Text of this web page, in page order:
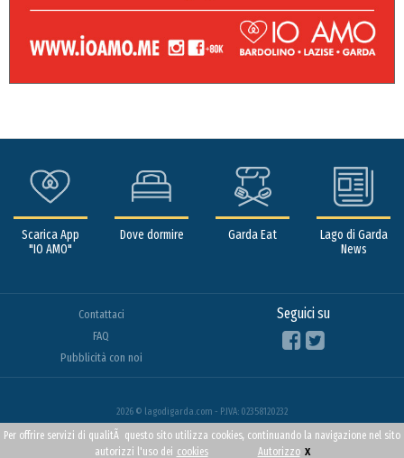
Scarica App
"IO AMO"
Dove dormire Garda Eat
Lago di Garda
News
Contattaci
FAQ
Pubblicità con noi
Seguici su
2026 © lagodigarda.com - P.IVA: 02358120232
Per offrire servizi di qualitÃ questo sito utilizza cookies, continuando la navigazione nel sito
autorizzi l'uso dei cookies Autorizzo x